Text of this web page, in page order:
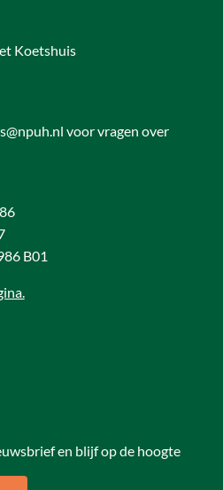
Koetshuis
voor vragen over
B01
en blijf op de hoogte